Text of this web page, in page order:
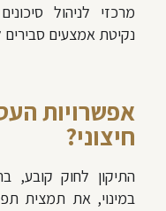
מרכזי לניהול
נקיטת אמצעים
חיצוני?
התיקון לחוק קובע,